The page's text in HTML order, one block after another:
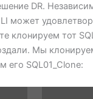
DR.
может
клонируем тот
Мы
его SQL01_Clone: